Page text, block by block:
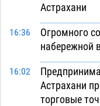
Астрахани
16:36
Огромного
набережной
16:02
Астрахани
торговые